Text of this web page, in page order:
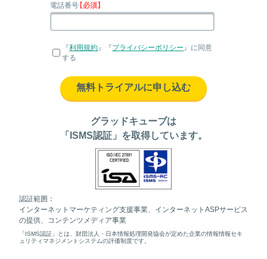
グラッドキューブは
「ISMS認証」を取得しています。
認証範囲：
インターネットマーケティング支援事業、インターネットASPサービス
の提供、コンテンツメディア事業
「ISMS認証」とは、財団法人・日本情報処理開発協会が定めた企業の情報情報セキ
ュリティマネジメントシステムの評価制度です。
電話番号【必須】
『利用規約 』『プライバシーポリシー 』に同意
する
無料トライアルに申し込む